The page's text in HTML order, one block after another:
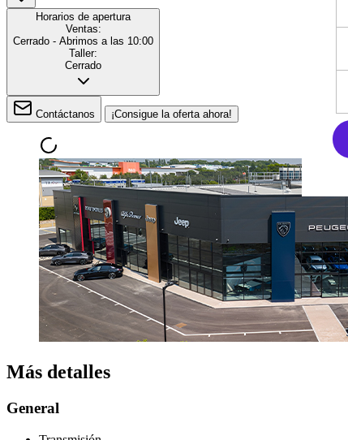
Horarios de apertura
Ventas:
Cerrado - Abrimos a las 10:00
Taller:
Cerrado
Contáctanos ¡Consigue la oferta ahora!
Más detalles
General